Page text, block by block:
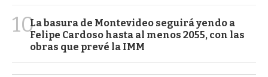
10La basura de Montevideo seguirá yendo a
Felipe Cardoso hasta al menos 2055, con las
obras que prevé la IMM